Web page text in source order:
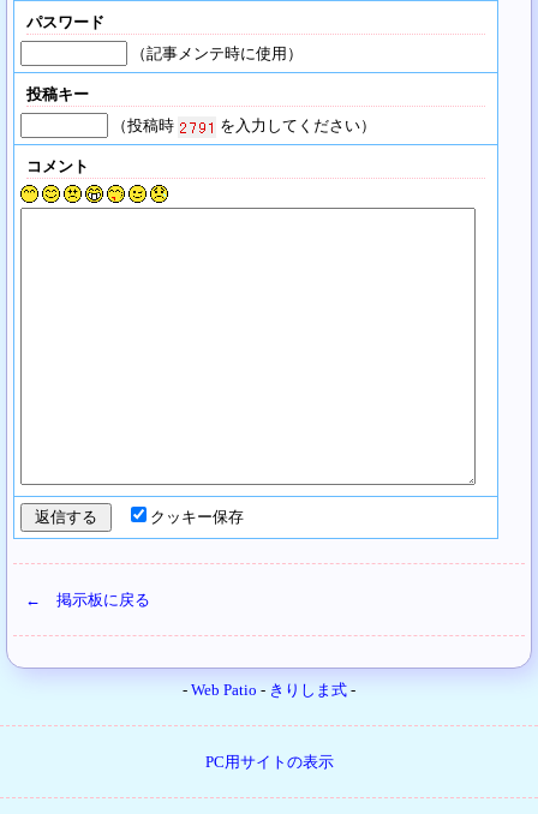
パスワード
（記事メンテ時に使用）
投稿キー
（投稿時
を入力してください）
コメント
クッキー保存
← 掲示板に戻る
- Web Patio - きりしま式 -
PC用サイトの表示